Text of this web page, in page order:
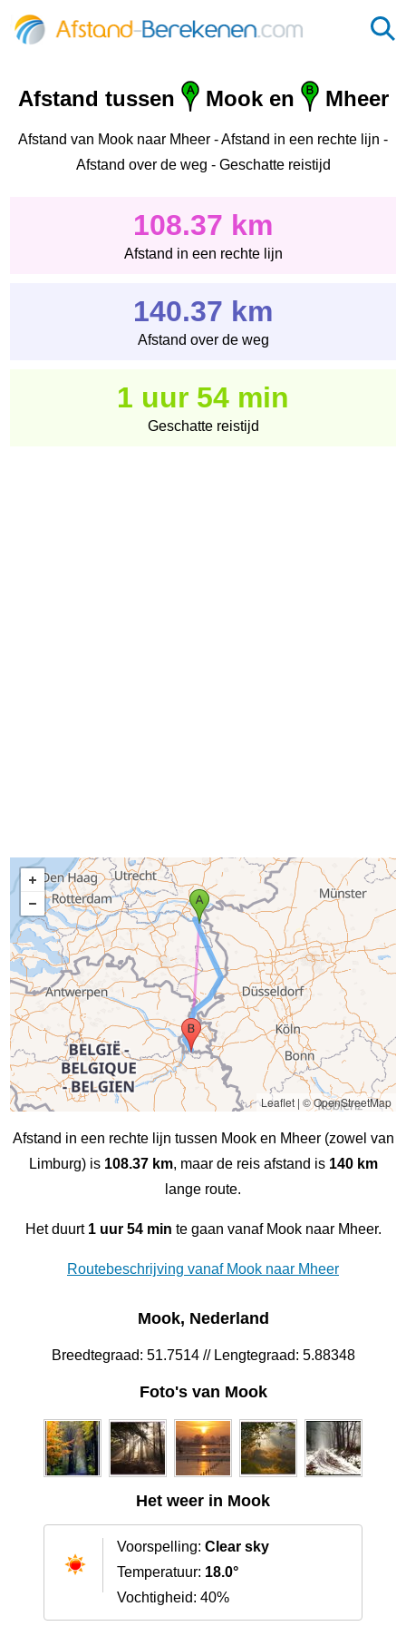
Afstand tussen Mook en Mheer
Afstand van Mook naar Mheer - Afstand in een rechte lijn -
Afstand over de weg - Geschatte reistijd
108.37 km
Afstand in een rechte lijn
140.37 km
Afstand over de weg
1 uur 54 min
Geschatte reistijd
Leaflet| © OpenStreetMap
Afstand in een rechte lijn tussen Mook en Mheer (zowel van
Limburg) is 108.37 km, maar de reis afstand is 140 km
lange route.
Het duurt 1 uur 54 min te gaan vanaf Mook naar Mheer.
Routebeschrijving vanaf Mook naar Mheer
Mook, Nederland
Breedtegraad: 51.7514 // Lengtegraad: 5.88348
Foto's van Mook
Het weer in Mook
Voorspelling: Clear sky
Temperatuur: 18.0°
Vochtigheid: 40%